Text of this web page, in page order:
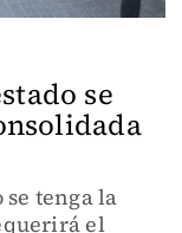
se
se tenga la
el